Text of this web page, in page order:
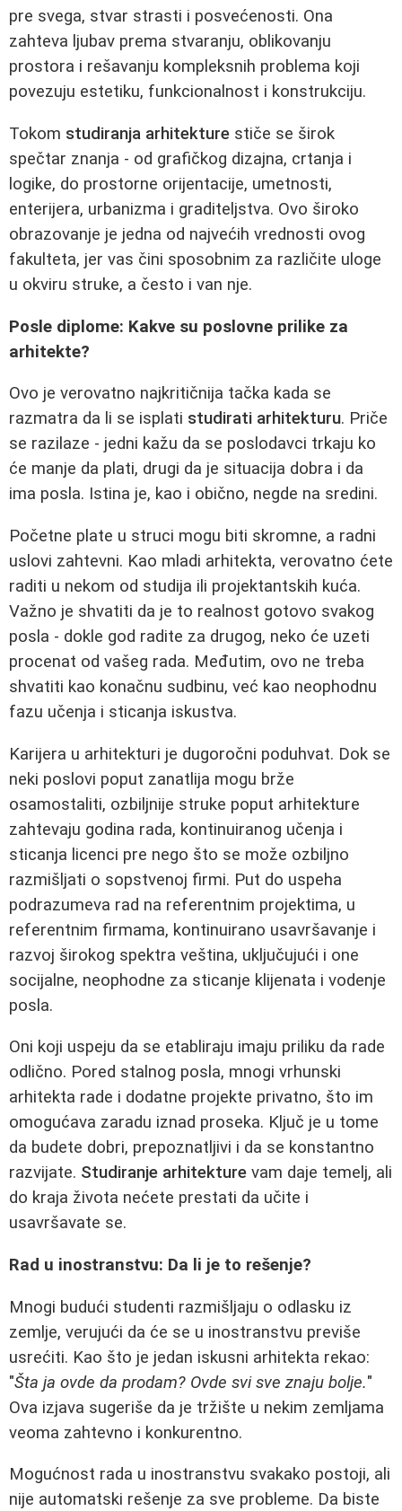
pre svega, stvar strasti i posvećenosti. Ona
zahteva ljubav prema stvaranju, oblikovanju
prostora i rešavanju kompleksnih problema koji
povezuju estetiku, funkcionalnost i konstrukciju.
Tokom studiranja arhitekture stiče se širok
spečtar znanja - od grafičkog dizajna, crtanja i
logike, do prostorne orijentacije, umetnosti,
enterijera, urbanizma i graditeljstva. Ovo široko
obrazovanje je jedna od najvećih vrednosti ovog
fakulteta, jer vas čini sposobnim za različite uloge
u okviru struke, a često i van nje.
Posle diplome: Kakve su poslovne prilike za
arhitekte?
Ovo je verovatno najkritičnija tačka kada se
razmatra da li se isplati studirati arhitekturu. Priče
se razilaze - jedni kažu da se poslodavci trkaju ko
će manje da plati, drugi da je situacija dobra i da
ima posla. Istina je, kao i obično, negde na sredini.
Početne plate u struci mogu biti skromne, a radni
uslovi zahtevni. Kao mladi arhitekta, verovatno ćete
raditi u nekom od studija ili projektantskih kuća.
Važno je shvatiti da je to realnost gotovo svakog
posla - dokle god radite za drugog, neko će uzeti
procenat od vašeg rada. Međutim, ovo ne treba
shvatiti kao konačnu sudbinu, već kao neophodnu
fazu učenja i sticanja iskustva.
Karijera u arhitekturi je dugoročni poduhvat. Dok se
neki poslovi poput zanatlija mogu brže
osamostaliti, ozbiljnije struke poput arhitekture
zahtevaju godina rada, kontinuiranog učenja i
sticanja licenci pre nego što se može ozbiljno
razmišljati o sopstvenoj firmi. Put do uspeha
podrazumeva rad na referentnim projektima, u
referentnim firmama, kontinuirano usavršavanje i
razvoj širokog spektra veština, uključujući i one
socijalne, neophodne za sticanje klijenata i vodenje
posla.
Oni koji uspeju da se etabliraju imaju priliku da rade
odlično. Pored stalnog posla, mnogi vrhunski
arhitekta rade i dodatne projekte privatno, što im
omogućava zaradu iznad proseka. Ključ je u tome
da budete dobri, prepoznatljivi i da se konstantno
razvijate. Studiranje arhitekture vam daje temelj, ali
do kraja života nećete prestati da učite i
usavršavate se.
Rad u inostranstvu: Da li je to rešenje?
Mnogi budući studenti razmišljaju o odlasku iz
zemlje, verujući da će se u inostranstvu previše
usrećiti. Kao što je jedan iskusni arhitekta rekao:
"Šta ja ovde da prodam? Ovde svi sve znaju bolje."
Ova izjava sugeriše da je tržište u nekim zemljama
veoma zahtevno i konkurentno.
Mogućnost rada u inostranstvu svakako postoji, ali
nije automatski rešenje za sve probleme. Da biste